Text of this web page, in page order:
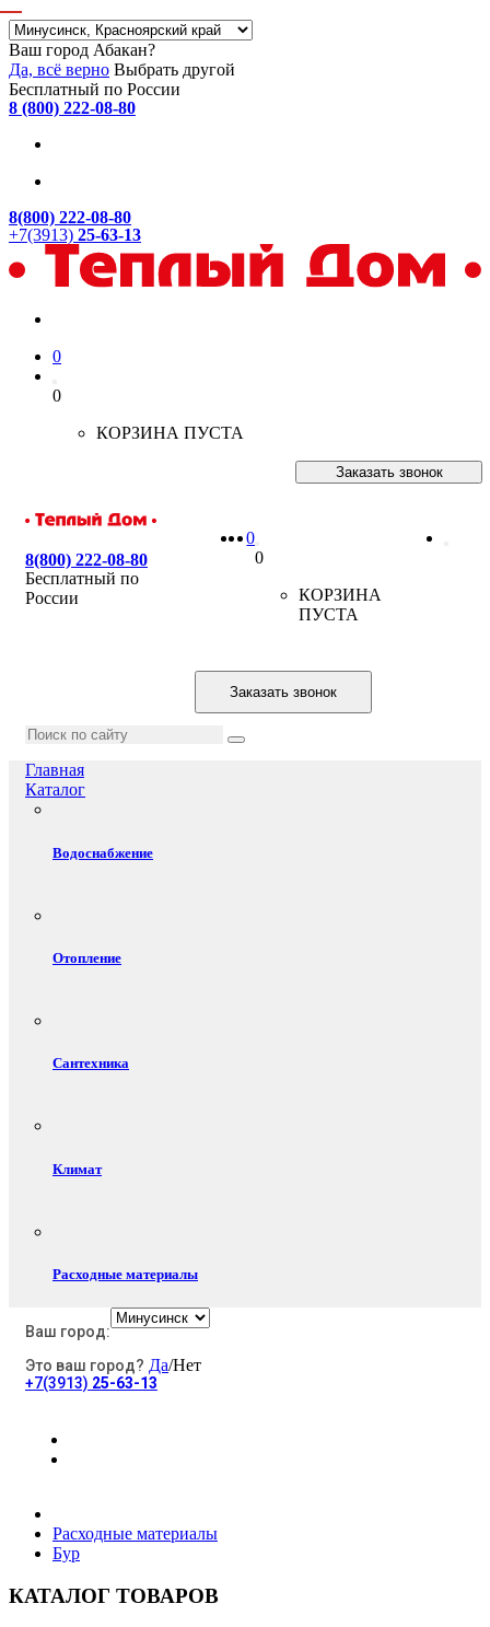
Ваш город Абакан?
Да, всё верно Выбрать другой
Бесплатный по России
8 (800) 222-08-80
8(800) 222-08-80
+7(3913) 25-63-13
0
0
КОРЗИНА ПУСТА
Заказать звонок
8(800) 222-08-80
Бесплатный по
России
0
0
КОРЗИНА
ПУСТА
Заказать звонок
Главная
Каталог
Водоснабжение
Отопление
Сантехника
Климат
Расходные материалы
Электротовары
Хозяйственные товары
Ваш город:
Это ваш город? Да/Нет
+7(3913) 25-63-13
Расходные материалы
Бур
КАТАЛОГ ТОВАРОВ